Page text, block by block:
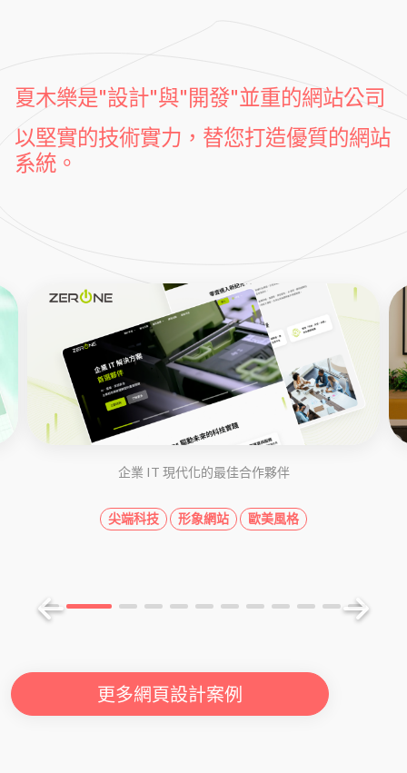
夏木樂是"設計"與"開發"並重的網站公司
以堅實的技術實力，替您打造優質的網站
系統。
企業 IT 現代化的最佳合作夥伴
尖端科技 形象網站 歐美風格
更多網頁設計案例